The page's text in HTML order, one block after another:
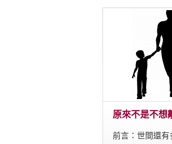
原來不是不想
前言：世間還有